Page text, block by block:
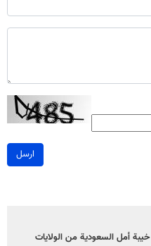
ارسل
أمل السعودية من الولايات